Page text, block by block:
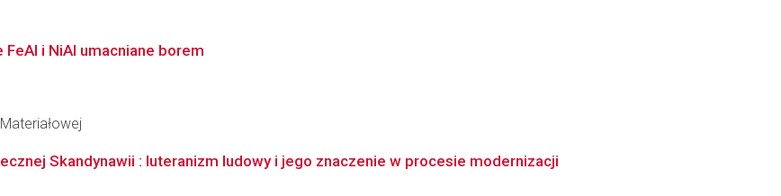
i NiAl umacniane borem
Skandynawii : luteranizm ludowy i jego znaczenie w procesie modernizacji